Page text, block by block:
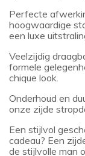
Perfecte
hoogwaardige
een luxe
Veelzijdig
formele
chique look.
Onderhoud en
onze zijde
Een stijlvol
cadeau? Een
de stijlvolle man